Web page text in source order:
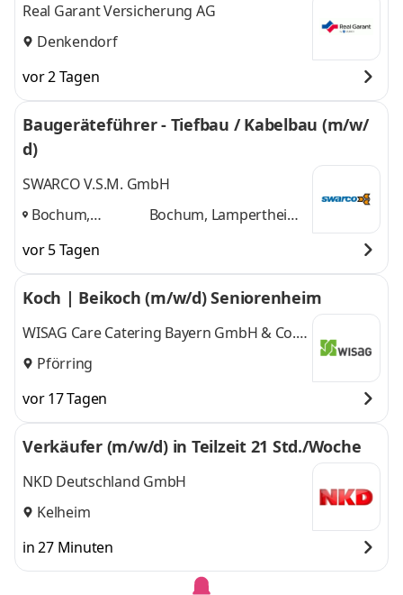
Real Garant Versicherung AG
Denkendorf
vor 2 Tagen
Baugeräteführer - Tiefbau / Kabelbau (m/w/
d)
SWARCO V.S.M. GmbH
Bochum,
Denkendorf
Bochum, Lampertheim,
vor 5 Tagen
Koch | Beikoch (m/w/d) Seniorenheim
WISAG Care Catering Bayern GmbH & Co.
KGPförring
vor 17 Tagen
Verkäufer (m/w/d) in Teilzeit 21 Std./Woche
NKD Deutschland GmbH
Kelheim
in 27 Minuten